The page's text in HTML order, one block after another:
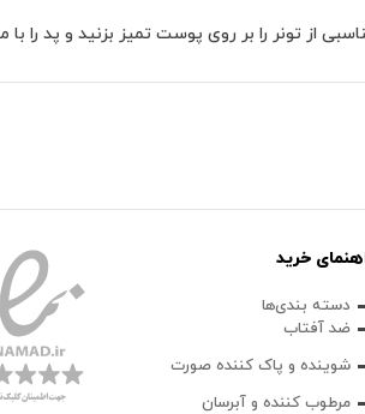
تونر را بر روی پوست تمیز بزنید و پد را
خرید
دسته بندی‌ها
ضد آفتاب
شوینده و پاک‌ کننده صورت
مرطوب کننده و آبرسان